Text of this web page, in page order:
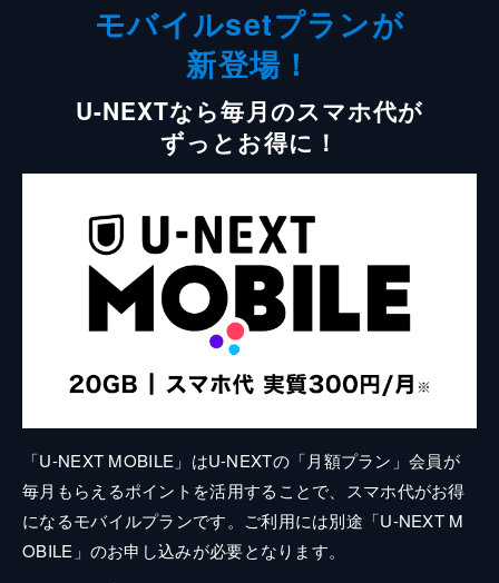
モバイルsetプランが
新登場！
U-NEXTなら毎月のスマホ代が
ずっとお得に！
「U-NEXT MOBILE」はU-NEXTの「月額プラン」会員が
毎月もらえるポイントを活用することで、スマホ代がお得
になるモバイルプランです。ご利用には別途「U-NEXT M
OBILE」のお申し込みが必要となります。